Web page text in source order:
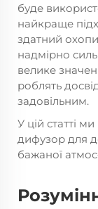
буде
найкраще
здатний
надмірно
велике
роблять
задовільним.
У цій статті
дифузор для
бажаної